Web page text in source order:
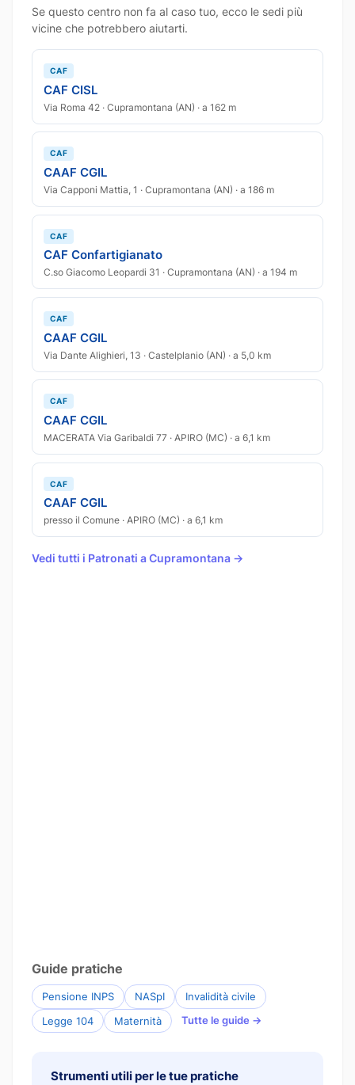
Se questo centro non fa al caso tuo, ecco le sedi più
vicine che potrebbero aiutarti.
CAF
CAF CISL
Via Roma 42 · Cupramontana (AN) · a 162 m
CAF
CAAF CGIL
Via Capponi Mattia, 1 · Cupramontana (AN) · a 186 m
CAF
CAF Confartigianato
C.so Giacomo Leopardi 31 · Cupramontana (AN) · a 194 m
CAF
CAAF CGIL
Via Dante Alighieri, 13 · Castelplanio (AN) · a 5,0 km
CAF
CAAF CGIL
MACERATA Via Garibaldi 77 · APIRO (MC) · a 6,1 km
CAF
CAAF CGIL
presso il Comune · APIRO (MC) · a 6,1 km
Vedi tutti i Patronati a Cupramontana →
Guide pratiche
Pensione INPS NASpI
Invalidità civile
Legge 104
Maternità Tutte le guide →
Strumenti utili per le tue pratiche